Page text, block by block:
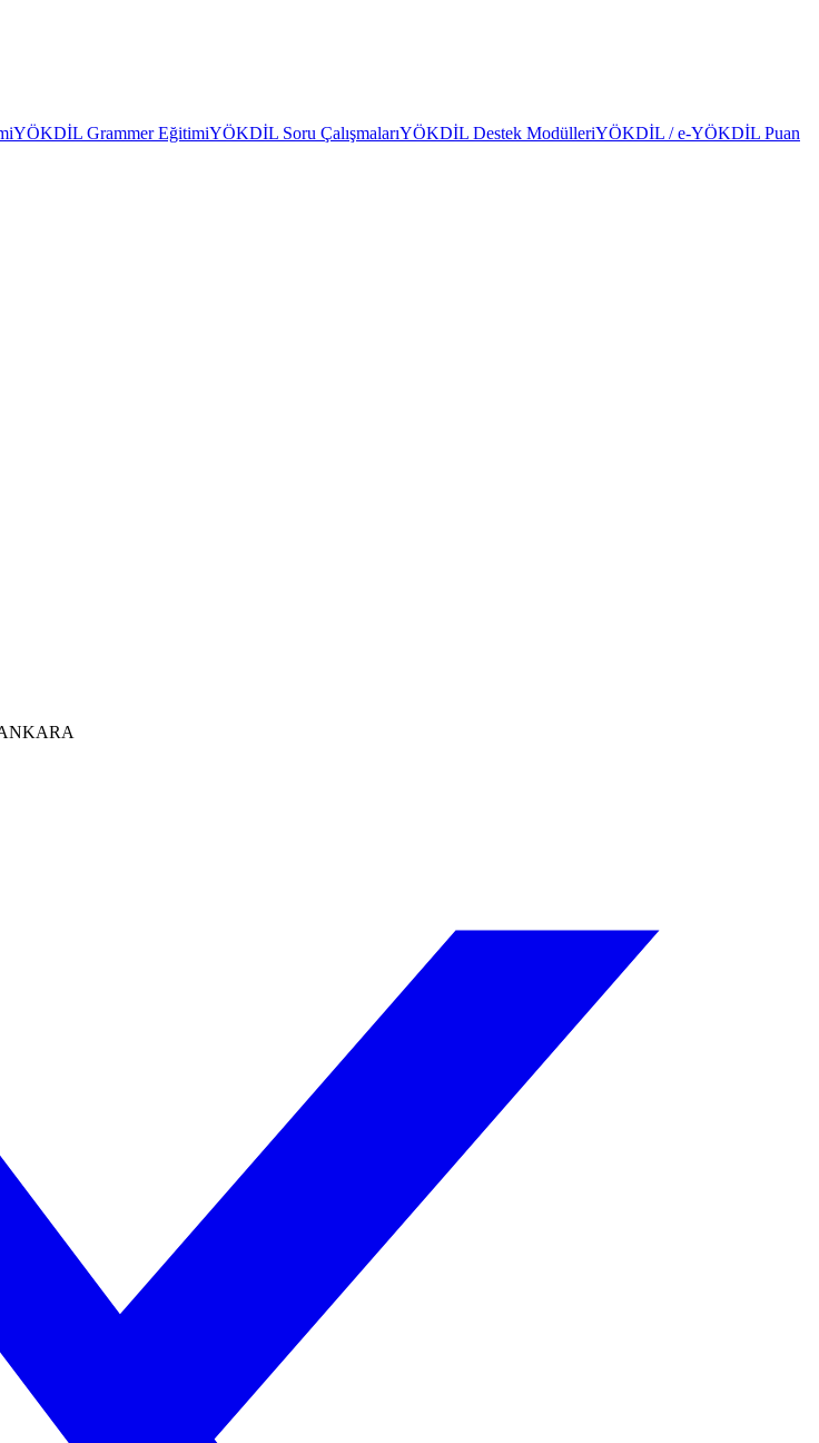
YÖKDİL Grammer EğitimiYÖKDİL Soru ÇalışmalarıYÖKDİL Destek ModülleriYÖKDİL / e-YÖKDİL Puan
ANKARA